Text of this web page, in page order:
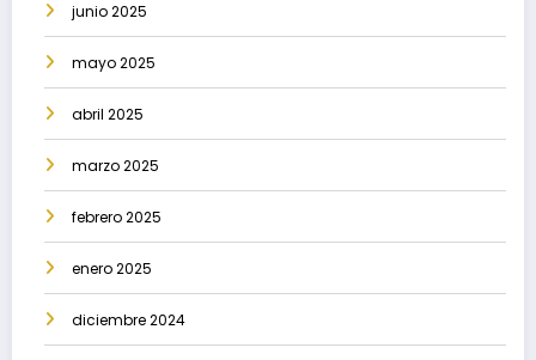
junio 2025
mayo 2025
abril 2025
marzo 2025
febrero 2025
enero 2025
diciembre 2024